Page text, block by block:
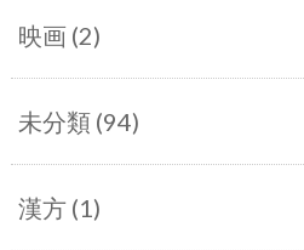
映画 (2)
未分類 (94)
漢方 (1)